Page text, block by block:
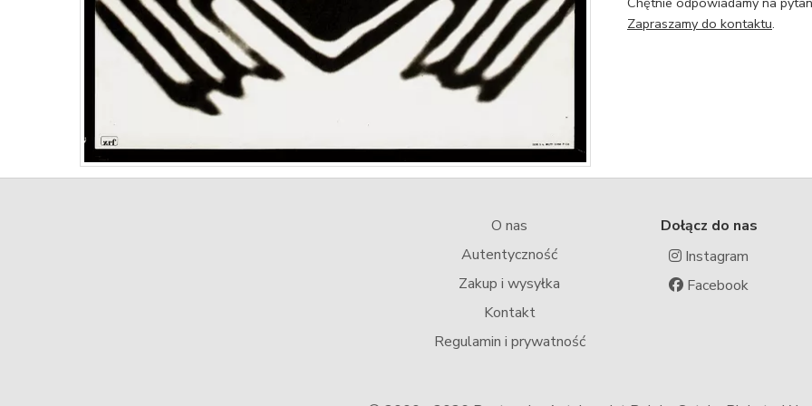
Zapraszamy do kontaktu.
O nas
Autentyczność
Zakup i wysyłka
Kontakt
Regulamin i prywatność
Dołącz do nas
Instagram
Facebook